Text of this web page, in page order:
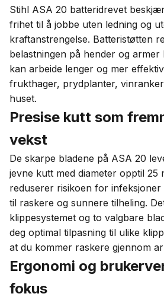
Stihl ASA 20 batteridrevet
frihet til å jobbe uten ledning og
kraftanstrengelse. Batteristøtten
belastningen på hender og armer
kan arbeide lenger og mer
frukthager, prydplanter,
huset.
Presise kutt som
vekst
De skarpe bladene på ASA 20
jevne kutt med diameter opptil 25
reduserer risikoen for
til raskere og sunnere tilheling.
klippesystemet og to valgbare
deg optimal tilpasning til ulike
at du kommer raskere gjennom
Ergonomi og
fokus